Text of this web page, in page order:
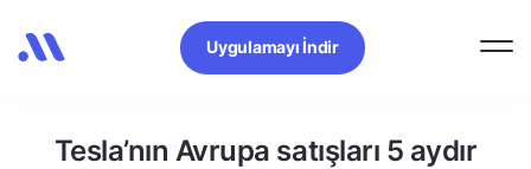
Uygulamayı İndir
Tesla’nın Avrupa satışları 5 aydır